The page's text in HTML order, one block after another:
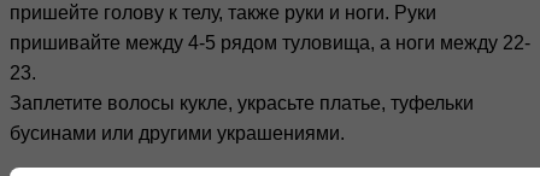
пришейте голову к телу, также руки и ноги. Руки
пришивайте между 4-5 рядом туловища, а ноги между 22-
23.
Заплетите волосы кукле, украсьте платье, туфельки
бусинами или другими украшениями.